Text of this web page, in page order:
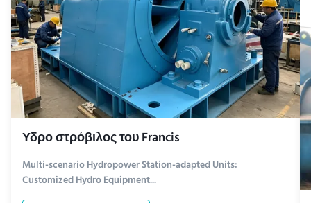
Υδρο στρόβιλος του Francis
Multi-scenario Hydropower Station-adapted Units:
Customized Hydro Equipment...